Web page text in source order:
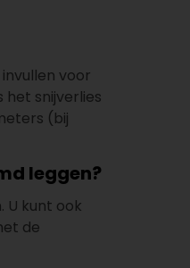
voor
het snijverlies
(bij
leggen?
U kunt ook
de